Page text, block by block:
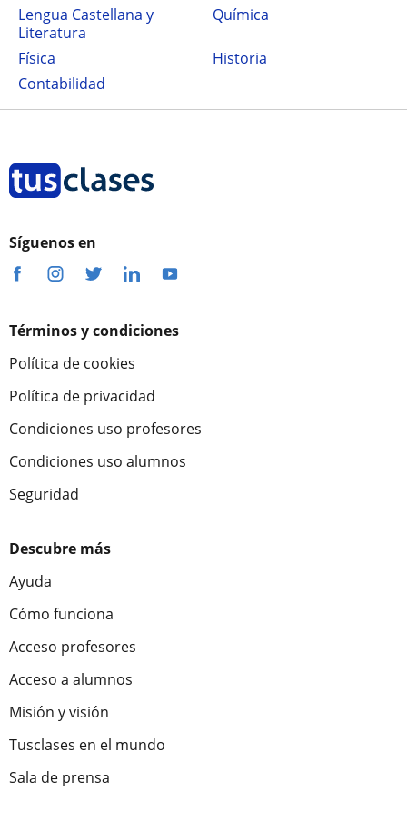
Lengua Castellana y
Literatura
Química
Física
Historia
Contabilidad
Síguenos en
Términos y condiciones
Política de cookies
Política de privacidad
Condiciones uso profesores
Condiciones uso alumnos
Seguridad
Descubre más
Ayuda
Cómo funciona
Acceso profesores
Acceso a alumnos
Misión y visión
Tusclases en el mundo
Sala de prensa